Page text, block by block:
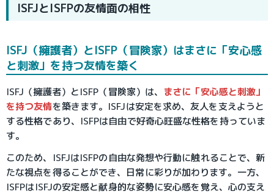
ISFJとISFPの友情面の相性
ISFJ（擁護者）とISFP（冒険家）はまさに「安心感
と刺激」を持つ友情を築く
ISFJ（擁護者）とISFP（冒険家）は、 まさに「安心感と刺激」
を持つ友情を築きます。ISFJは安定を求め、友人を支えようと
する性格であり、ISFPは自由で好奇心旺盛な性格を持っていま
す。
このため、ISFJはISFPの自由な発想や行動に触れることで、新
たな視点を得ることができ、日常に彩りが加わります。一方、
ISFPはISFJの安定感と献身的な姿勢に安心感を覚え、心の支え